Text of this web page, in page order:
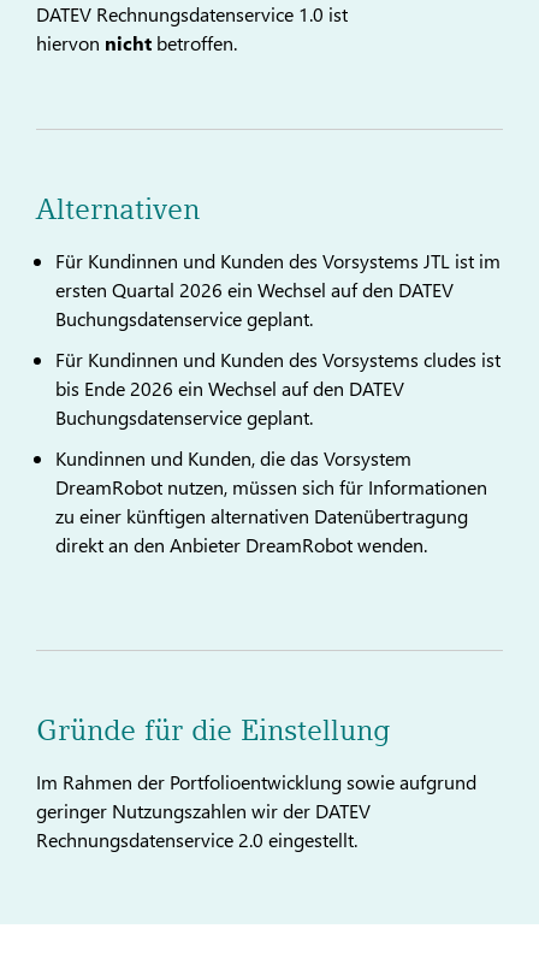
DATEV Rechnungsdatenservice 1.0 ist
hiervon nicht betroffen.
Alternativen
Für Kundinnen und Kunden des Vorsystems JTL ist im
ersten Quartal 2026 ein Wechsel auf den DATEV
Buchungsdatenservice geplant.
Für Kundinnen und Kunden des Vorsystems cludes ist
bis Ende 2026 ein Wechsel auf den DATEV
Buchungsdatenservice geplant.
Kundinnen und Kunden, die das Vorsystem
DreamRobot nutzen, müssen sich für Informationen
zu einer künftigen alternativen Datenübertragung
direkt an den Anbieter DreamRobot wenden.
Gründe für die Einstellung
Im Rahmen der Portfolioentwicklung sowie aufgrund
geringer Nutzungszahlen wir der DATEV
Rechnungsdatenservice 2.0 eingestellt.